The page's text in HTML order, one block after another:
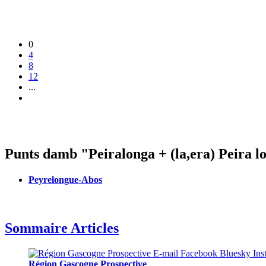
0
4
8
12
...
Punts damb "Peiralonga + (la,era) Peira
Peyrelongue-Abos
Sommaire Articles
Région Gascogne Prospective